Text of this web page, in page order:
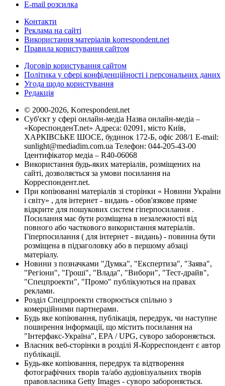
E-mail розсилка
Контакти
Реклама на сайті
Використання матеріалів korrespondent.net
Правила користування сайтом
Договір користування сайтом
Політика у сфері конфіденційності і персональних даних
Угода щодо користування
Редакція
© 2000-2026, Korrespondent.net
Суб'єкт у сфері онлайн-медіа Назва онлайн-медіа –
«КореспонденТ.net» Адреса: 02091, місто Київ,
ХАРКІВСЬКЕ ШОСЕ, будинок 172-Б, офіс 208/1 E-mail:
sunlight@mediadim.com.ua Телефон: 044-205-43-00
Ідентифікатор медіа – R40-06068
Використання будь-яких матеріалів, розміщених на
сайті, дозволяється за умови посилання на
Корреспондент.net.
При копіюванні матеріалів зі сторінки « Новини України
і світу» , для інтернет - видань - обов'язкове пряме
відкрите для пошукових систем гіперпосилання .
Посилання має бути розміщена в незалежності від
повного або часткового використання матеріалів.
Гіперпосилання ( для інтернет - видань) - повинна бути
розміщена в підзаголовку або в першому абзаці
матеріалу.
Новини з позначками "Думка", "Експертиза", "Заява",
"Регіони", "Гроші", "Влада", "Вибори", "Тест-драйв",
"Спецпроекти", "Промо" публікуються на правах
реклами.
Розділ Спецпроекти створюється спільно з
комерційними партнерами.
Будь яке копіювання, публікація, передрук, чи наступне
поширення інформації, що містить посилання на
"Інтерфакс-Україна", EPA / UPG, суворо забороняється.
Власник веб-сторінки в розділі Я-Корреспондент є автор
публікації.
Будь-яке копіювання, передрук та відтворення
фотографічних творів та/або аудіовізуальних творів
правовласника Getty Images - суворо забороняється.